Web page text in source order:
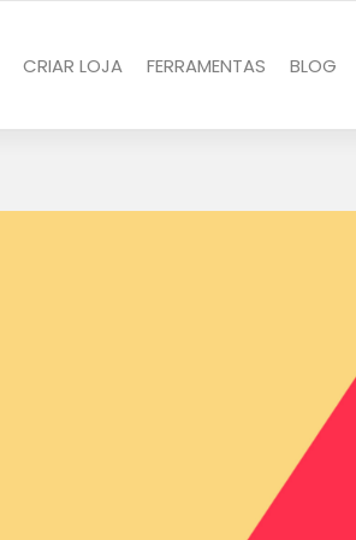
CRIAR LOJA FERRAMENTAS BLOG